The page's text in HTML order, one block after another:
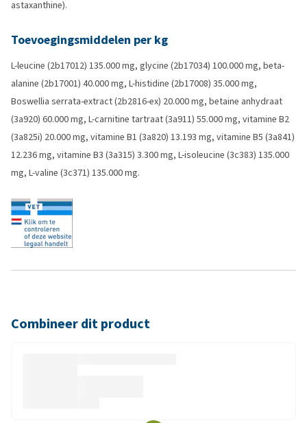
astaxanthine).
Toevoegingsmiddelen per kg
L-leucine (2b17012) 135.000 mg, glycine (2b17034) 100.000 mg, beta-
alanine (2b17001) 40.000 mg, L-histidine (2b17008) 35.000 mg,
Boswellia serrata-extract (2b2816-ex) 20.000 mg, betaine anhydraat
(3a920) 60.000 mg, L-carnitine tartraat (3a911) 55.000 mg, vitamine B2
(3a825i) 20.000 mg, vitamine B1 (3a820) 13.193 mg, vitamine B5 (3a841)
12.236 mg, vitamine B3 (3a315) 3.300 mg, L-isoleucine (3c383) 135.000
mg, L-valine (3c371) 135.000 mg.
Combineer dit product